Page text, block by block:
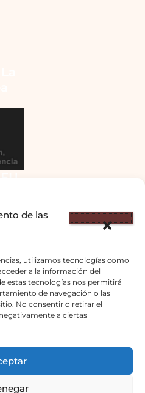
de las
utilizamos tecnologías como
a la información del
estas tecnologías nos permitirá
de navegación o las
No consentir o retirar el
a ciertas